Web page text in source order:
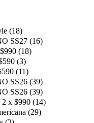
(18)
SS27 (16)
(18)
(3)
(11)
SS26 (39)
SS26 (39)
2 x $990 (14)
(29)